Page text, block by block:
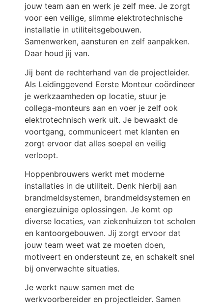
jouw team aan en werk je zelf mee. Je zorgt
voor een veilige, slimme elektrotechnische
installatie in utiliteitsgebouwen.
Samenwerken, aansturen en zelf aanpakken.
Daar houd jij van.
Jij bent de rechterhand van de projectleider.
Als Leidinggevend Eerste Monteur coördineer
je werkzaamheden op locatie, stuur je
collega-monteurs aan en voer je zelf ook
elektrotechnisch werk uit. Je bewaakt de
voortgang, communiceert met klanten en
zorgt ervoor dat alles soepel en veilig
verloopt.
Hoppenbrouwers werkt met moderne
installaties in de utiliteit. Denk hierbij aan
brandmeldsystemen, brandmeldsystemen en
energiezuinige oplossingen. Je komt op
diverse locaties, van ziekenhuizen tot scholen
en kantoorgebouwen. Jij zorgt ervoor dat
jouw team weet wat ze moeten doen,
motiveert en ondersteunt ze, en schakelt snel
bij onverwachte situaties.
Je werkt nauw samen met de
werkvoorbereider en projectleider. Samen